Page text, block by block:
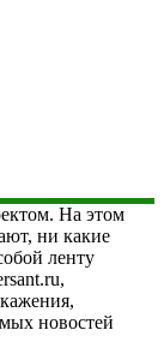
На этом
ни какие
ленту
новостей